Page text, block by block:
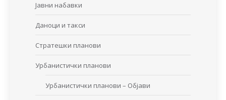
Јавни набавки
Даноци и такси
Стратешки планови
Урбанистички планови
Урбанистички планови – Објави